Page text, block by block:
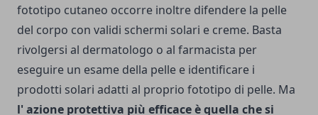
fototipo cutaneo occorre inoltre di­fendere la pelle
del corpo con validi schermi solari e creme. Basta
rivolger­si al dermatologo o al farmacista per
eseguire un esame della pelle e identificare i
prodotti solari adatti al proprio fototipo di pelle. Ma
l' azione protettiva più efficace è quella che si